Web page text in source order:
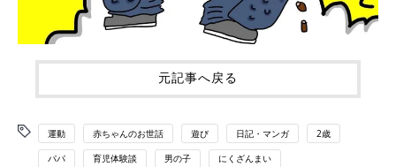
元記事へ戻る
運動 赤ちゃんのお世話 遊び 日記・マンガ 2歳
パパ 育児体験談 男の子 にくざんまい